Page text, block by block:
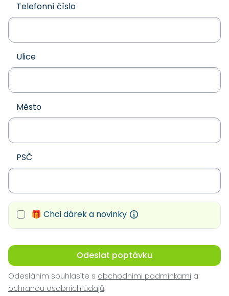
Telefonní číslo
Ulice
Město
PSČ
🎁 Chci dárek a novinky
Odeslat poptávku
Odesláním souhlasíte s obchodními podmínkami a
ochranou osobních údajů.